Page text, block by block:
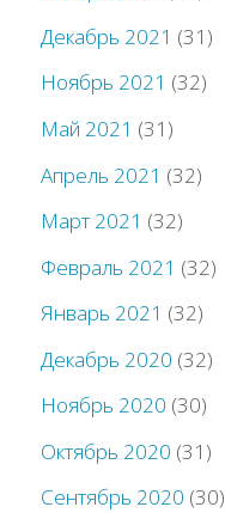
Декабрь 2021 (31)
Ноябрь 2021 (32)
Май 2021 (31)
Апрель 2021 (32)
Март 2021 (32)
Февраль 2021 (32)
Январь 2021 (32)
Декабрь 2020 (32)
Ноябрь 2020 (30)
Октябрь 2020 (31)
Сентябрь 2020 (30)